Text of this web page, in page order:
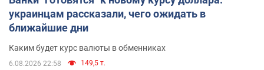
украинцам рассказали, чего ожидать в
ближайшие дни
Каким будет курс валюты в обменниках
6.08.2026 22:58 149,5 т.